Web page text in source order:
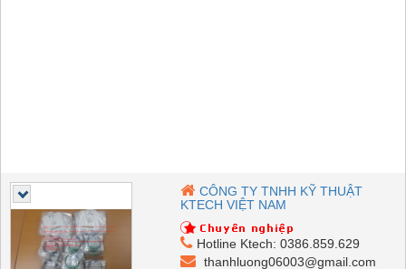
CÔNG TY TNHH KỸ THUẬT
KTECH VIỆT NAM
Hotline Ktech: 0386.859.629
thanhluong06003@gmail.com